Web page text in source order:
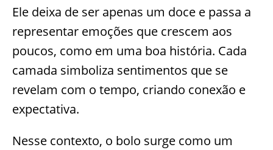
Ele deixa de ser apenas um doce e passa a
representar emoções que crescem aos
poucos, como em uma boa história. Cada
camada simboliza sentimentos que se
revelam com o tempo, criando conexão e
expectativa.
Nesse contexto, o bolo surge como um